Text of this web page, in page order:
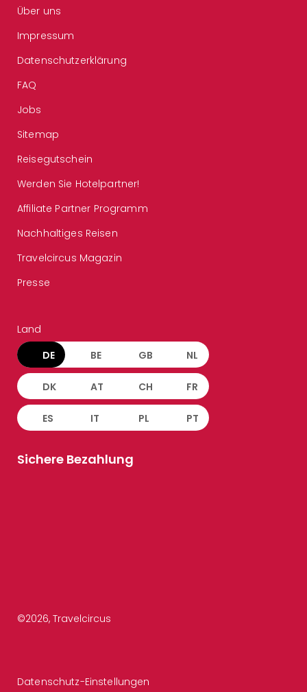
Über uns
Impressum
Datenschutzerklärung
FAQ
Jobs
Sitemap
Reisegutschein
Werden Sie Hotelpartner!
Affiliate Partner Programm
Nachhaltiges Reisen
Travelcircus Magazin
Presse
Land
DE BE GB NL
DK AT CH FR
ES IT PL PT
Sichere Bezahlung
©2026, Travelcircus
Datenschutz-Einstellungen